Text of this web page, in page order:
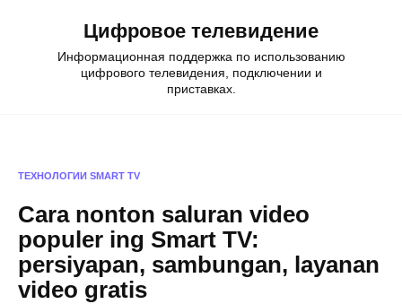
Цифровое телевидение
Информационная поддержка по использованию
цифрового телевидения, подключении и
приставках.
ТЕХНОЛОГИИ SMART TV
Cara nonton saluran video
populer ing Smart TV:
persiyapan, sambungan, layanan
video gratis